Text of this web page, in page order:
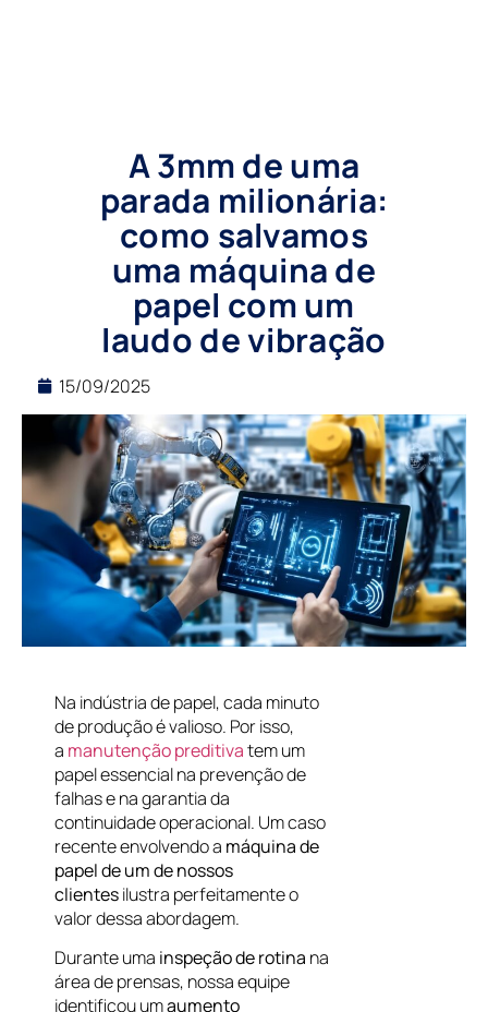
A 3mm de uma
parada milionária:
como salvamos
uma máquina de
papel com um
laudo de vibração
15/09/2025
Na indústria de papel, cada minuto
de produção é valioso. Por isso,
a manutenção preditivatem um
papel essencial na prevenção de
falhas e na garantia da
continuidade operacional. Um caso
recente envolvendo a máquina de
papel de um de nossos
clientesilustra perfeitamente o
valor dessa abordagem.
Durante uma inspeção de rotina na
área de prensas, nossa equipe
identificou umaumento